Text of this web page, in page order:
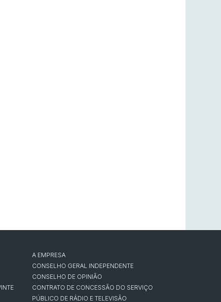
A EMPRESA
CONSELHO GERAL INDEPENDENTE
CONSELHO DE OPINIÃO
CONTRATO DE CONCESSÃO DO SERVIÇO
PÚBLICO DE RÁDIO E TELEVISÃO